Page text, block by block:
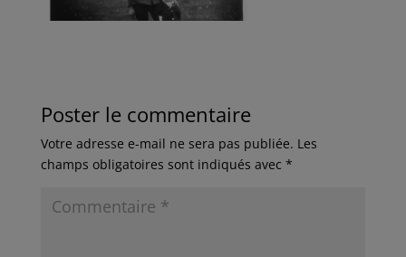
Poster le commentaire
Votre adresse e-mail ne sera pas publiée. Les
champs obligatoires sont indiqués avec *